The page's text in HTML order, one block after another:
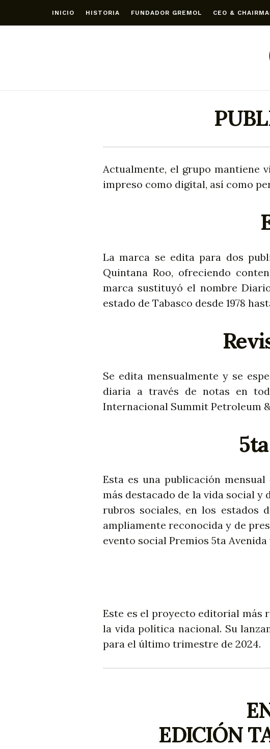
INICIO HISTORIA FUNDADOR GREMOL CEO &
Actualmente, el grupo mantiene
impreso como digital, así como
La marca se edita para dos
Quintana Roo, ofreciendo
marca sustituyó el nombre
estado de Tabasco desde 1978
Se edita mensualmente y se
diaria a través de notas en
Internacional Summit Petroleum
Esta es una publicación
más destacado de la vida social
rubros sociales, en los estados
ampliamente reconocida y de
evento social Premios 5ta
Este es el proyecto editorial más
la vida política nacional. Su
para el último trimestre de 2024.
EDICIÓN